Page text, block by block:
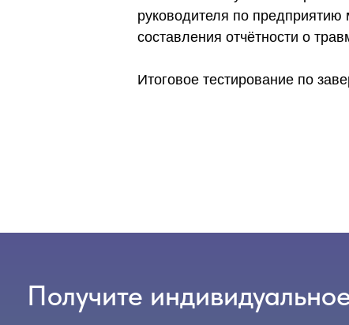
руководителя по
составления отчётности о
Итоговое тестирование по
Получите